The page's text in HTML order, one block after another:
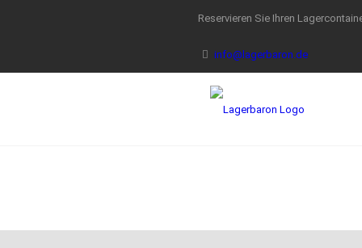
Reservieren Sie Ihren
info@lagerbaron.de